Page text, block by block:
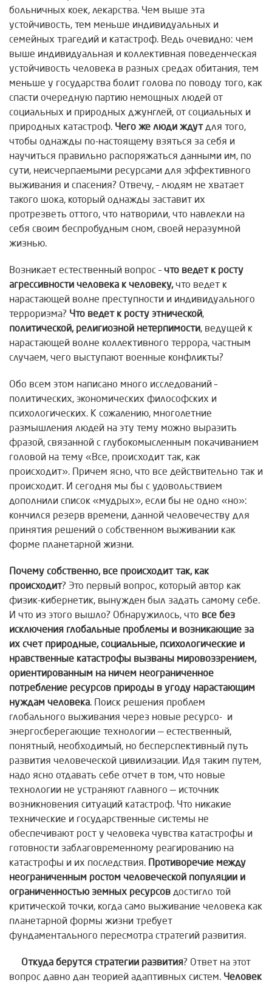
больничных коек, лекарства. Чем выше эта
устойчивость, тем меньше индивидуальных и
семейных трагедий и катастроф. Ведь очевидно: чем
выше индивидуальная и коллективная поведенческая
устойчивость человека в разных средах обитания, тем
меньше у государства болит голова по поводу того, как
спасти очередную партию немощных людей от
социальных и природных джунглей, от социальных и
природных катастроф. Чего же люди ждутдля того,
чтобы однажды по-настоящему взяться за себя и
научиться правильно распоряжаться данными им, по
сути, неисчерпаемыми ресурсами для эффективного
выживания и спасения? Отвечу, – людям не хватает
такого шока, который однажды заставит их
протрезветь оттого, что натворили, что навлекли на
себя своим беспробудным сном, своей неразумной
жизнью.
Возникает естественный вопрос –что ведет к росту
агрессивности человека к человеку,что ведет к
нарастающей волне преступности и индивидуального
терроризма? Что ведет к росту этнической,
политической, религиозной нетерпимости, ведущей к
нарастающей волне коллективного террора, частным
случаем, чего выступают военные конфликты?
Обо всем этом написано много исследований –
политических, экономических философских и
психологических. К сожалению, многолетние
размышления людей на эту тему можно выразить
фразой, связанной с глубокомысленным покачиванием
головой на тему «Все, происходит так, как
происходит». Причем ясно, что все действительно так и
происходит. И сегодня мы бы с удовольствием
дополнили список «мудрых», если бы не одно «но»:
кончился резерв времени, данной человечеству для
принятия решений о собственном выживании как
форме планетарной жизни.
Почему собственно, все происходит так, как
происходит? Это первый вопрос, который автор как
физик-кибернетик, вынужден был задать самому себе.
И что из этого вышло? Обнаружилось, что все без
исключения глобальные проблемы и возникающие за
их счет природные, социальные, психологические и
нравственные катастрофы вызваны мировоззрением,
ориентированным на ничем неограниченное
потребление ресурсов природы в угоду нарастающим
нуждам человека. Поиск решения проблем
глобального выживания через новые ресурсо- и
энергосберегающие технологии — естественный,
понятный, необходимый, но бесперспективный путь
развития человеческой цивилизации. Идя таким путем,
надо ясно отдавать себе отчет в том, что новые
технологии не устраняют главного — источник
возникновения ситуаций катастроф. Что никакие
технические и государственные системы не
обеспечивают рост у человека чувства катастрофы и
готовности заблаговременному реагированию на
катастрофы и их последствия. Противоречие между
неограниченным ростом человеческой популяции и
ограниченностью земных ресурсов достигло той
критической точки, когда само выживание человека как
планетарной формы жизни требует
фундаментального пересмотра стратегий развития.
Откуда берутся стратегии развития? Ответ на этот
вопрос давно дан теорией адаптивных систем. Человек